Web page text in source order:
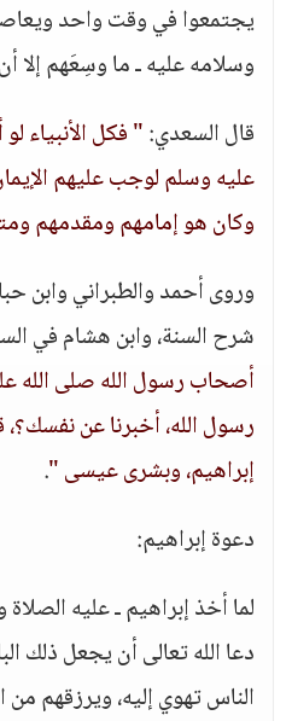
يجتمعوا في وقت واحد
وسلامه عليه ـ ما وسِعَهم إلا
قال السعدي:" فكل الأنبياء
عليه وسلم لوجب عليهم
وكان هو إمامهم ومقدمهم
وروى أحمد والطبراني وابن
شرح السنة، وابن هشام في
أصحاب رسول الله صلى الله
رسول الله، أخبرنا عن نفسك؟،
إبراهيم، وبشرى عيسى ".
دعوة إبراهيم:
لما أخذ إبراهيم ـ عليه الصلاة
دعا الله تعالى أن يجعل ذلك
الناس تهوي إليه، ويرزقهم من